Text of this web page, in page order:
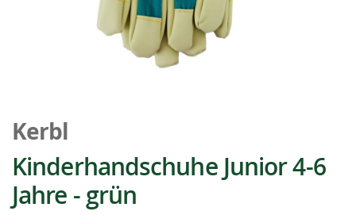
Anfang
der
Bildgalerie
springen
Kerbl
Kinderhandschuhe Junior 4-6
Jahre - grün